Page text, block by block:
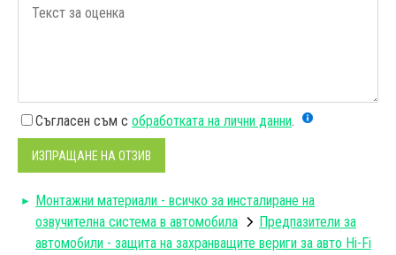
Съгласен съм с обработката на лични данни.
ИЗПРАЩАНЕ НА ОТЗИВ
Монтажни материали - всичко за инсталиране на
озвучителна система в автомобила
Предпазители за
автомобили - защита на захранващите вериги за авто Hi-Fi